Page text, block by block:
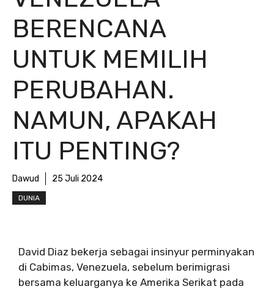
BERENCANA
UNTUK MEMILIH
PERUBAHAN.
NAMUN, APAKAH
ITU PENTING?
Dawud 25 Juli 2024
DUNIA
David Diaz bekerja sebagai insinyur perminyakan
di Cabimas, Venezuela, sebelum berimigrasi
bersama keluarganya ke Amerika Serikat pada